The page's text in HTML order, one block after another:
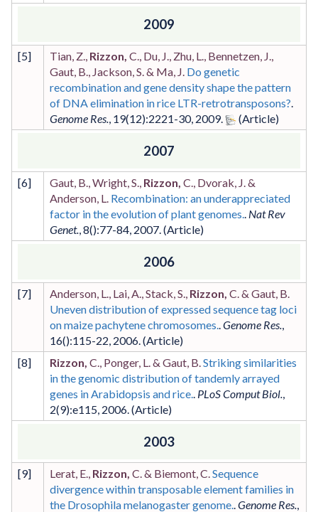
2009
[5] Tian, Z., Rizzon, C., Du, J., Zhu, L., Bennetzen, J.,
Gaut, B., Jackson, S. & Ma, J. Do genetic
recombination and gene density shape the pattern
of DNA elimination in rice LTR-retrotransposons?
Genome Res. 19(12):2221-30, 2009.
2007
[6] Gaut, B., Wright, S., Rizzon, C., Dvorak, J. &
Anderson, L. Recombination: an underappreciated
factor in the evolution of plant genomes. Nat Rev
Genet. 8():77-84 2007
2006
[7] Anderson, L., Lai, A., Stack, S., Rizzon, C. & Gaut, B.
Uneven distribution of expressed sequence tag loci
on maize pachytene chromosomes. Genome Res.
16():115-22 2006
[8] Rizzon, C., Ponger, L. & Gaut, B. Striking similarities
in the genomic distribution of tandemly arrayed
genes in Arabidopsis and rice. PLoS Comput Biol.
2(9):e115 2006
2003
[9] Lerat, E., Rizzon, C. & Biemont, C. Sequence
divergence within transposable element families in
the Drosophila melanogaster genome. Genome Res.